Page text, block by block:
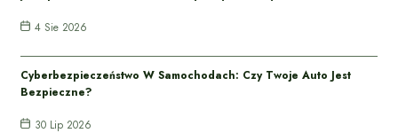
4 Sie 2026
Cyberbezpieczeństwo W Samochodach: Czy Twoje Auto Jest
Bezpieczne?
30 Lip 2026